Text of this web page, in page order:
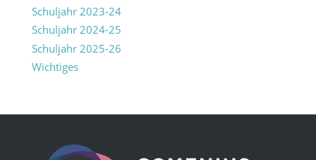
Schuljahr 2023-24
Schuljahr 2024-25
Schuljahr 2025-26
Wichtiges